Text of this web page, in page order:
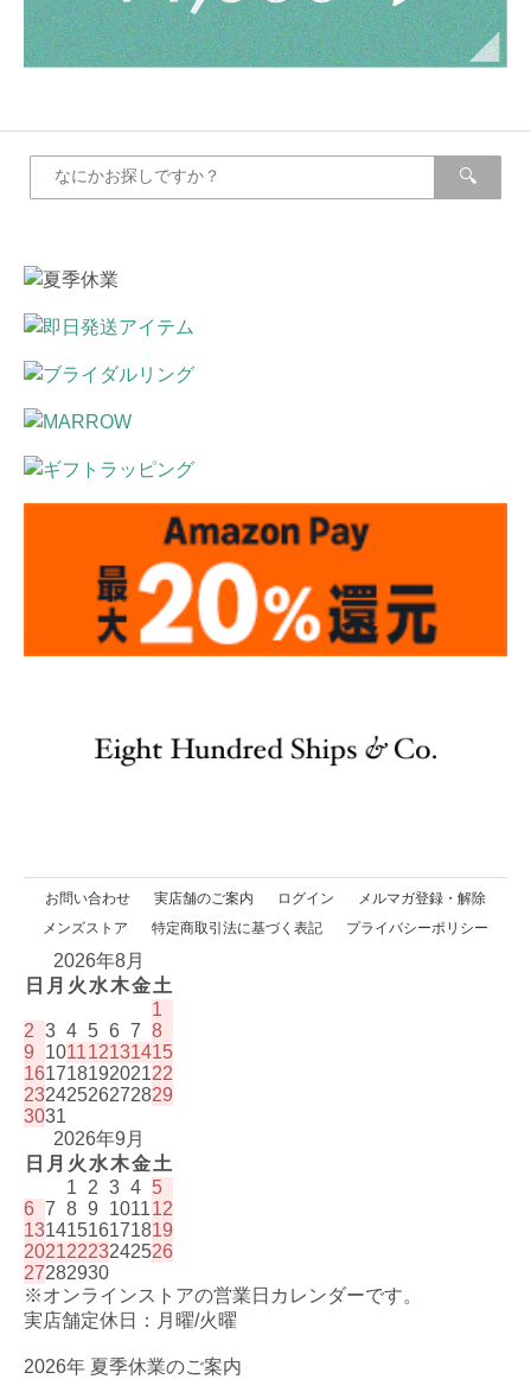
お問い合わせ 実店舗のご案内 ログイン
メルマガ登録・解除
メンズストア
特定商取引法に基づく表記 プライバシーポリシー
2026年8月
日 月 火 水木金土
1
2 3 4 5 6 7 8
9
101112131415
16171819202122
23242526272829
3031
2026年9月
日 月 火 水木金土
1
2 3 4 5
6 7 8 9 101112
13141516171819
20212223242526
27282930
※オンラインストアの営業日カレンダーです。
実店舗定休日：月曜/火曜
2026年 夏季休業のご案内